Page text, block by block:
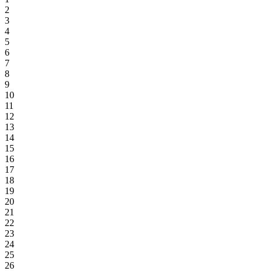
2
3
4
5
6
7
8
9
10
11
12
13
14
15
16
17
18
19
20
21
22
23
24
25
26